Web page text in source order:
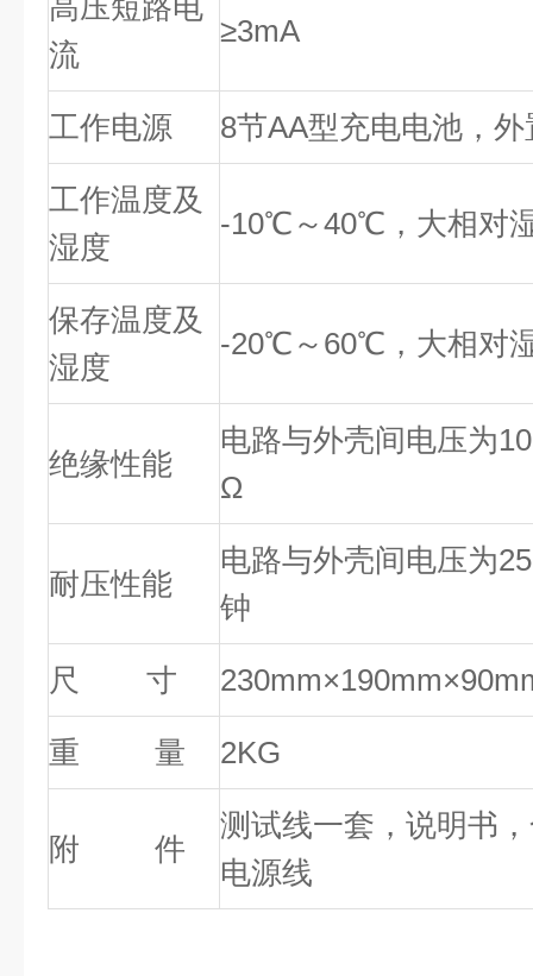
高压短路电
流
≥3mA
工作电源 8节AA型充电电池，
工作温度及
湿度
-10℃～40℃，大相对
保存温度及
湿度
-20℃～60℃，大相对
绝缘性能
电路与外壳间电压为
Ω
耐压性能
电路与外壳间电压为
钟
尺 寸
重 量 2KG
附 件
测试线一套，说明书
电源线